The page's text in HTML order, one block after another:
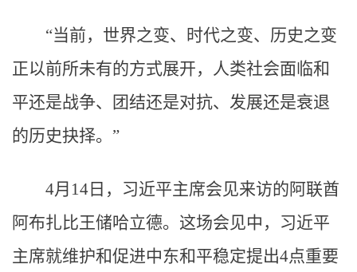
“当前，世界之变、时代之变、历史之变
正以前所未有的方式展开，人类社会面临和
平还是战争、团结还是对抗、发展还是衰退
的历史抉择。”
4月14日，习近平主席会见来访的阿联酋
阿布扎比王储哈立德。这场会见中，习近平
主席就维护和促进中东和平稳定提出4点重要